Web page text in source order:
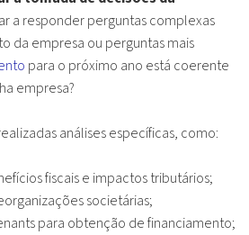
a responder perguntas complexas
da empresa ou perguntas mais
para o próximo ano está coerente
empresa?
análises específicas, como:
fiscais e impactos tributários;
societárias;
para obtenção de financiamento;